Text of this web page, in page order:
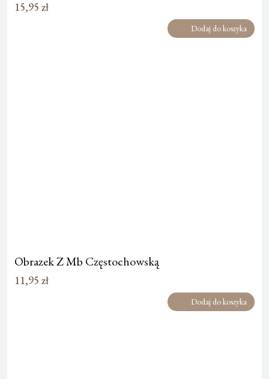
15,95 zł
Dodaj do koszyka
Obrazek Z Mb Częstochowską
11,95 zł
Dodaj do koszyka